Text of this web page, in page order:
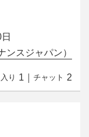
ンスジャパン）
り 1 チャット 2